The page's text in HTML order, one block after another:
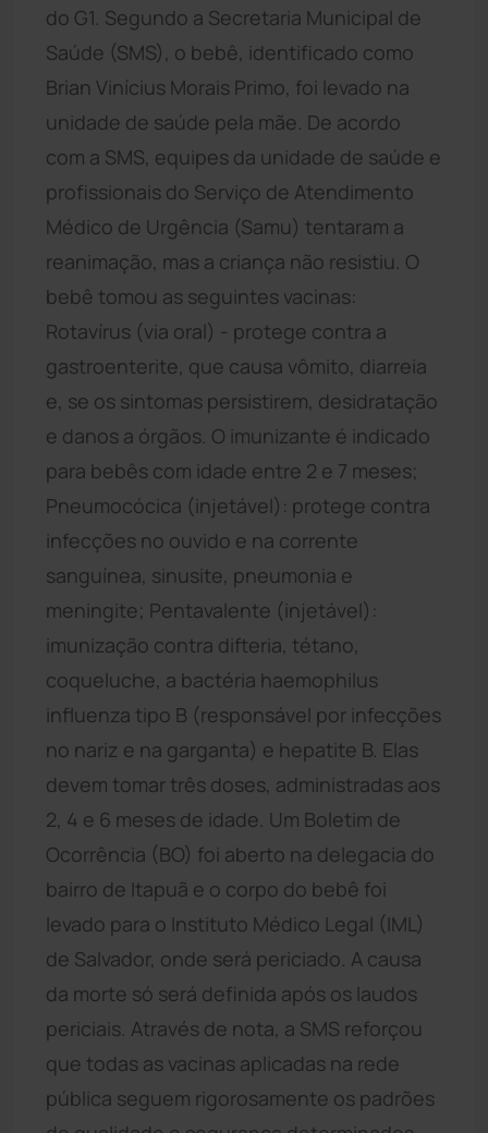
do G1. Segundo a Secretaria Municipal de
Saúde (SMS), o bebê, identificado como
Brian Vinícius Morais Primo, foi levado na
unidade de saúde pela mãe. De acordo
com a SMS, equipes da unidade de saúde e
profissionais do Serviço de Atendimento
Médico de Urgência (Samu) tentaram a
reanimação, mas a criança não resistiu. O
bebê tomou as seguintes vacinas:
Rotavírus (via oral) - protege contra a
gastroenterite, que causa vômito, diarreia
e, se os sintomas persistirem, desidratação
e danos a órgãos. O imunizante é indicado
para bebês com idade entre 2 e 7 meses;
Pneumocócica (injetável): protege contra
infecções no ouvido e na corrente
sanguínea, sinusite, pneumonia e
meningite; Pentavalente (injetável):
imunização contra difteria, tétano,
coqueluche, a bactéria haemophilus
influenza tipo B (responsável por infecções
no nariz e na garganta) e hepatite B. Elas
devem tomar três doses, administradas aos
2, 4 e 6 meses de idade. Um Boletim de
Ocorrência (BO) foi aberto na delegacia do
bairro de Itapuã e o corpo do bebê foi
levado para o Instituto Médico Legal (IML)
de Salvador, onde será periciado. A causa
da morte só será definida após os laudos
periciais. Através de nota, a SMS reforçou
que todas as vacinas aplicadas na rede
pública seguem rigorosamente os padrões